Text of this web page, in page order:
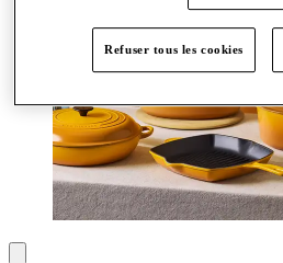
Refuser tous les cookies